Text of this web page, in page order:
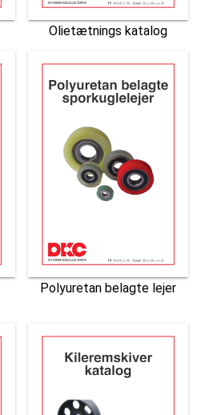
Olietætnings katalog
Polyuretan belagte lejer